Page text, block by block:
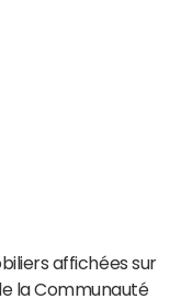
affichées sur
la Communauté